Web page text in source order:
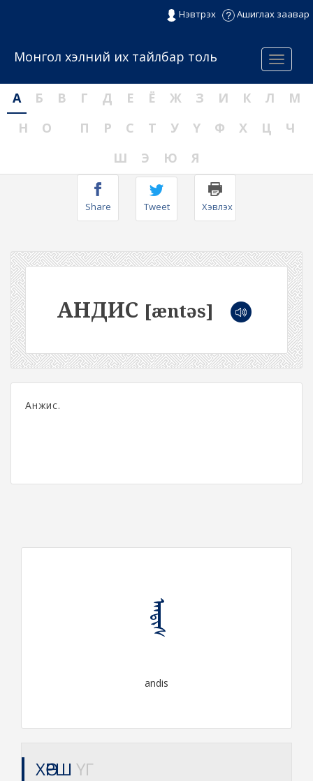
Нэвтрэх Ашиглах заавар
Menu
Монгол хэлний их тайлбар толь
А Б В Г Д Е Ё Ж З И К Л
М
Н
О П Р С Т У Ү Ф Х Ц
Ч
Ш
Э Ю Я
Share Tweet Хэвлэх
АНДИС [æntəs]
Анжис.
ᠠᠨᠳᠢᠰ
andis
ХӨРШ ҮГ